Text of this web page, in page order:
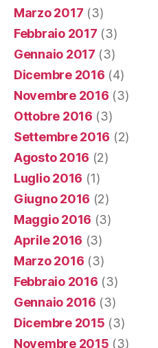
Marzo 2017 (3)
Febbraio 2017 (3)
Gennaio 2017 (3)
Dicembre 2016 (4)
Novembre 2016 (3)
Ottobre 2016 (3)
Settembre 2016 (2)
Agosto 2016 (2)
Luglio 2016 (1)
Giugno 2016 (2)
Maggio 2016 (3)
Aprile 2016 (3)
Marzo 2016 (3)
Febbraio 2016 (3)
Gennaio 2016 (3)
Dicembre 2015 (3)
Novembre 2015 (3)